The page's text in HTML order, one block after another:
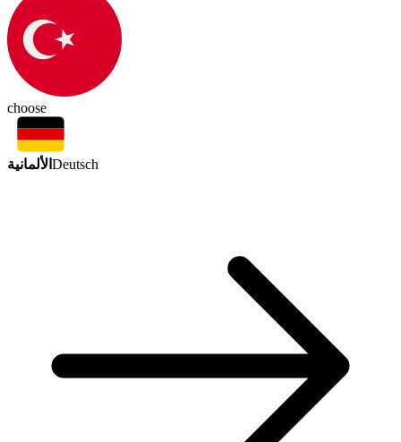
choose
الألمانية Deutsch